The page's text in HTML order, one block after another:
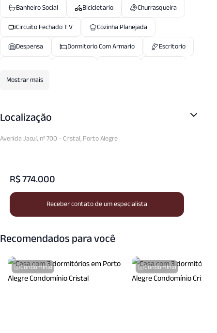
Banheiro Social
Bicicletario
Churrasqueira
Circuito Fechado T V
Cozinha Planejada
Despensa
Dormitorio Com Armario
Escritorio
Sala Armarios
Mostrar mais
Localização
Avenida Jacuí, nº 700 - Cristal, Porto Alegre
R$ 774.000
Receber contato de um especialista
Recomendados para você
Condomínio Condomínio